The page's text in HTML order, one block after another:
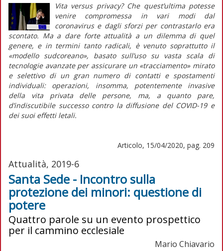
Vita versusprivacy? Che quest’ultima potesse
venire compromessa in vari modi dal
coronavirus e dagli sforzi per contrastarlo era
scontato. Ma a dare forte attualità a un dilemma di quel
genere, e in termini tanto radicali, è venuto soprattutto il
«modello sudcoreano», basato sull’uso su vasta scala di
tecnologie avanzate per assicurare un «tracciamento» mirato
e selettivo di un gran numero di contatti e spostamenti
individuali: operazioni, insomma, potentemente invasive
della vita privata delle persone, ma, a quanto pare,
d’indiscutibile successo contro la diffusione del COVID-19 e
dei suoi effetti letali.
Articolo, 15/04/2020, pag. 209
Attualità, 2019-6
Santa Sede - Incontro sulla
protezione dei minori: questione di
potere
Quattro parole su un evento prospettico
per il cammino ecclesiale
Mario Chiavario